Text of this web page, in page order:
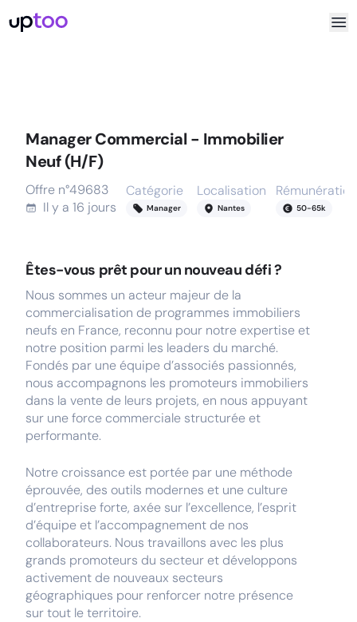
Manager Commercial - Immobilier
Neuf (H/F)
Offre n°49683
Il y a 16 jours
Catégorie
Manager
Localisation
Nantes
Rémunération
50-65k
Êtes-vous prêt pour un nouveau défi ?
Nous sommes un acteur majeur de la
commercialisation de programmes immobiliers
neufs en France, reconnu pour notre expertise et
notre position parmi les leaders du marché.
Fondés par une équipe d’associés passionnés,
nous accompagnons les promoteurs immobiliers
dans la vente de leurs projets, en nous appuyant
sur une force commerciale structurée et
performante.
Notre croissance est portée par une méthode
éprouvée, des outils modernes et une culture
d’entreprise forte, axée sur l’excellence, l’esprit
d’équipe et l’accompagnement de nos
collaborateurs. Nous travaillons avec les plus
grands promoteurs du secteur et développons
activement de nouveaux secteurs
géographiques pour renforcer notre présence
sur tout le territoire.